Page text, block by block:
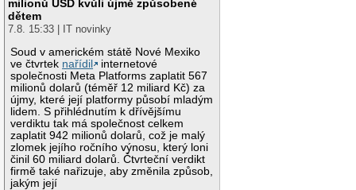
milionů USD kvůli újmě způsobené
dětem
7.8. 15:33 | IT novinky
Soud v americkém státě Nové Mexiko
ve čtvrtek nařídil
internetové
společnosti Meta Platforms zaplatit 567
milionů dolarů (téměř 12 miliard Kč) za
újmy, které její platformy působí mladým
lidem. S přihlédnutím k dřívějšímu
verdiktu tak má společnost celkem
zaplatit 942 milionů dolarů, což je malý
zlomek jejího ročního výnosu, který loni
činil 60 miliard dolarů. Čtvrteční verdikt
firmě také nařizuje, aby změnila způsob,
jakým její